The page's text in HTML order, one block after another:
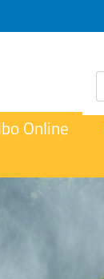
Online